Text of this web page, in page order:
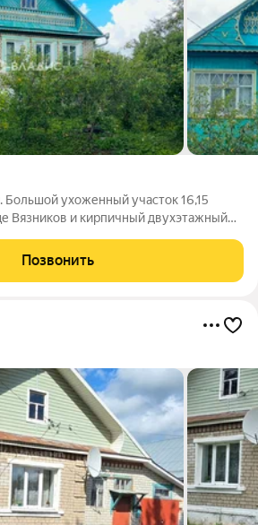
Большой ухоженный участок 16,15
Вязников и кирпичный двухэтажный
Утреннее солнце наполняет
баня и
Позвонить